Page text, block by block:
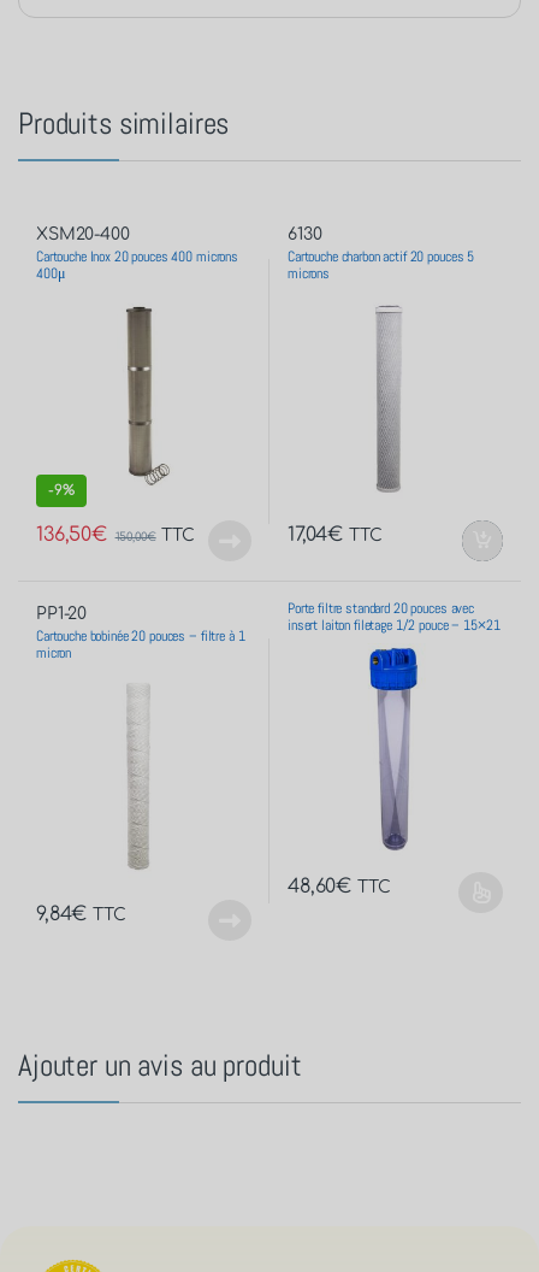
Produits similaires
XSM20-400
Cartouche Inox 20 pouces 400 microns
400μ
-9%
136,50€ 150,00€ TTC
6130
Cartouche charbon actif 20 pouces 5
microns
17,04€ TTC
PP1-20
Cartouche bobinée 20 pouces – filtre à 1
micron
9,84€ TTC
Porte filtre standard 20 pouces avec
insert laiton filetage 1/2 pouce – 15×21
48,60€ TTC
Ajouter un avis au produit